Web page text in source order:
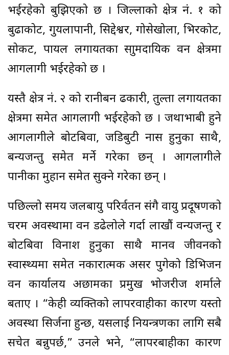
भईरहेको बुझिएको छ । जिल्लाको क्षेत्र नं. १ को
बुढाकोट, गुयलापानी, सिद्देश्वर, गोसेखोला, भिरकोट,
सोकट, पायल लगायतका साुमदायिक वन क्षेत्रमा
आगलागी भईरहेको छ ।
यस्तै क्षेत्र नं. २ को रानीबन ढकारी, तुल्ता लगायतका
क्षेत्रमा समेत आगलागी भईरहेको छ । जथाभाबी हुने
आगलागीले बोटबिरुवा, जडिबुटी नास हुनुका साथै,
बन्यजन्तु समेत मर्ने गरेका छन् । आगलागीले
पानीका मुहान समेत सुक्ने गरेका छन् ।
पछिल्लो समय जलबायु परिर्वतन संगै वायु प्रदूषणको
चरम अवस्थामा वन डढेलोले गर्दा लाखौं वन्यजन्तु र
बोटबिरुवा विनाश हुनुका साथै मानव जीवनको
स्वास्थ्यमा समेत नकारात्मक असर पुगेको डिभिजन
वन कार्यालय अछामका प्रमुख भोजरीज शर्माले
बताए । “केही व्यक्तिको लापरवाहीका कारण यस्तो
अवस्था सिर्जना हुन्छ, यसलाई नियन्त्रणका लागि सबै
सचेत बन्नुपर्छ,” उनले भने, “लापरबाहीका कारण